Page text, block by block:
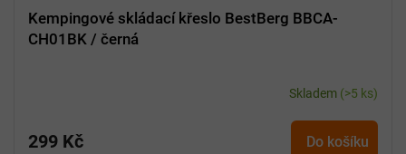
Kempingové skládací křeslo BestBerg BBCA-
CH01BK / černá
Skladem (>5 ks)
299 Kč Do košíku